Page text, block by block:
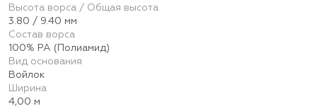
Высота ворса / Общая высота
3.80 / 9.40 мм
Состав ворса
100% PA (Полиамид)
Вид основания
Войлок
Ширина
4,00 м